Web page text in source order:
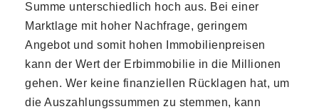
Summe unterschiedlich hoch aus. Bei einer
Marktlage mit hoher Nachfrage, geringem
Angebot und somit hohen Immobilienpreisen
kann der Wert der Erbimmobilie in die Millionen
gehen. Wer keine finanziellen Rücklagen hat, um
die Auszahlungssummen zu stemmen, kann